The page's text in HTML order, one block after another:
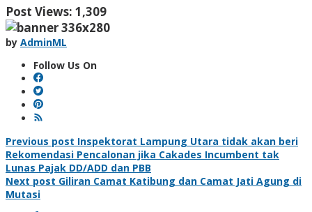
Post Views: 1,309
by AdminML
Follow Us On
Post
navigation
Previous post Inspektorat Lampung Utara tidak akan beri
Rekomendasi Pencalonan jika Cakades Incumbent tak
Lunas Pajak DD/ADD dan PBB
Next post Giliran Camat Katibung dan Camat Jati Agung di
Mutasi